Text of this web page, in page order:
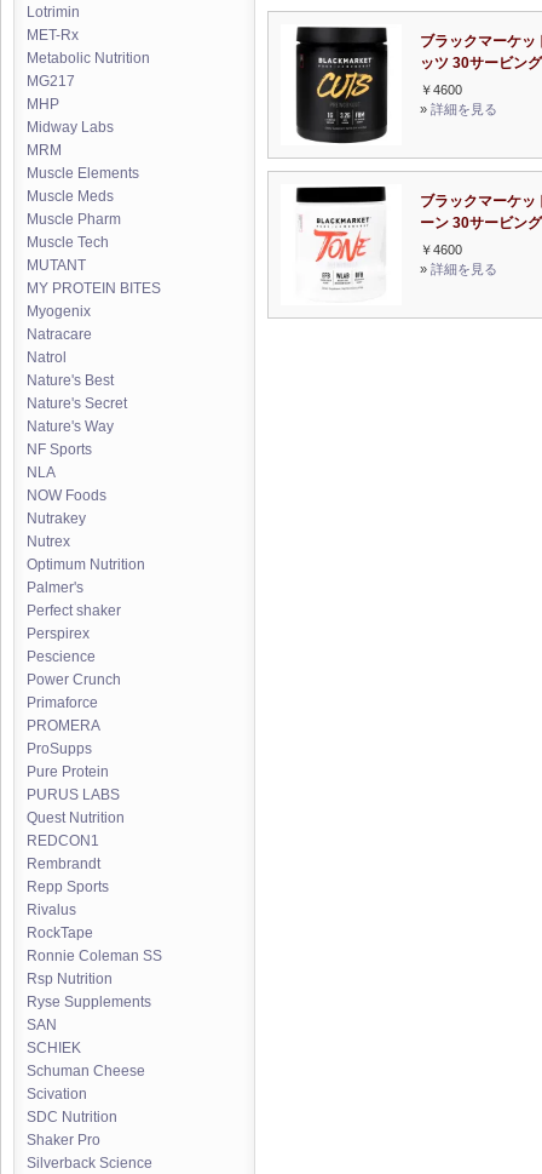
Lotrimin
MET-Rx
Metabolic Nutrition
MG217
MHP
Midway Labs
MRM
Muscle Elements
Muscle Meds
Muscle Pharm
Muscle Tech
MUTANT
MY PROTEIN BITES
Myogenix
Natracare
Natrol
Nature's Best
Nature's Secret
Nature's Way
NF Sports
NLA
NOW Foods
Nutrakey
Nutrex
Optimum Nutrition
Palmer's
Perfect shaker
Perspirex
Pescience
Power Crunch
Primaforce
PROMERA
ProSupps
Pure Protein
PURUS LABS
Quest Nutrition
REDCON1
Rembrandt
Repp Sports
Rivalus
RockTape
Ronnie Coleman SS
Rsp Nutrition
Ryse Supplements
SAN
SCHIEK
Schuman Cheese
Scivation
SDC Nutrition
Shaker Pro
Silverback Science
ブラックマーケッ
ッツ 30サービング
￥4600
» 詳細を見る
ブラックマーケッ
ーン 30サービング
￥4600
» 詳細を見る